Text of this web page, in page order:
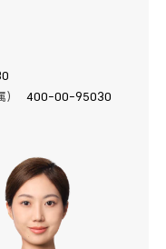
400-00-95030